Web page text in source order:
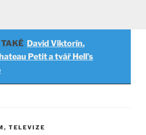
David Viktorín.
Petit a tvář Hell’s
TELEVIZE